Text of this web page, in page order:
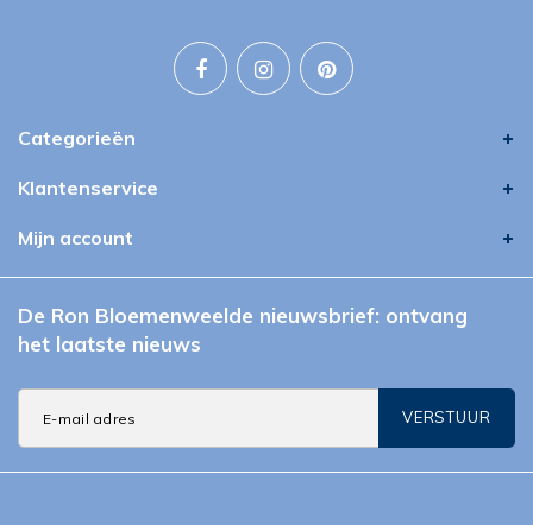
Categorieën
Klantenservice
Mijn account
De Ron Bloemenweelde nieuwsbrief: ontvang
het laatste nieuws
VERSTUUR